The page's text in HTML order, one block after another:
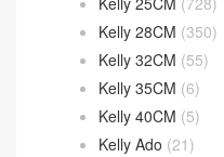
Kelly 28CM (350)
Kelly 32CM (55)
Kelly 35CM (6)
Kelly 40CM (5)
Kelly Ado (21)